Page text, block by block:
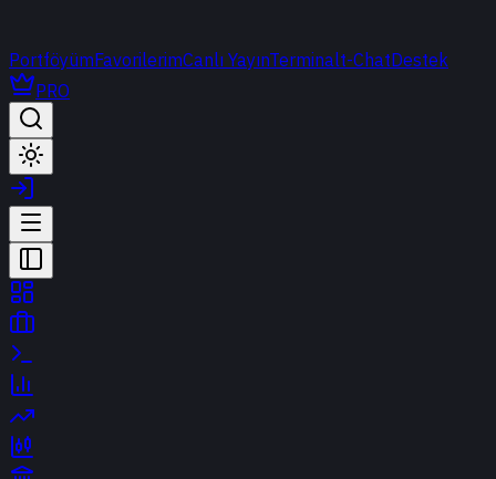
PortföyümFavorilerimCanlı YayınTerminalt-ChatDestek
PRO